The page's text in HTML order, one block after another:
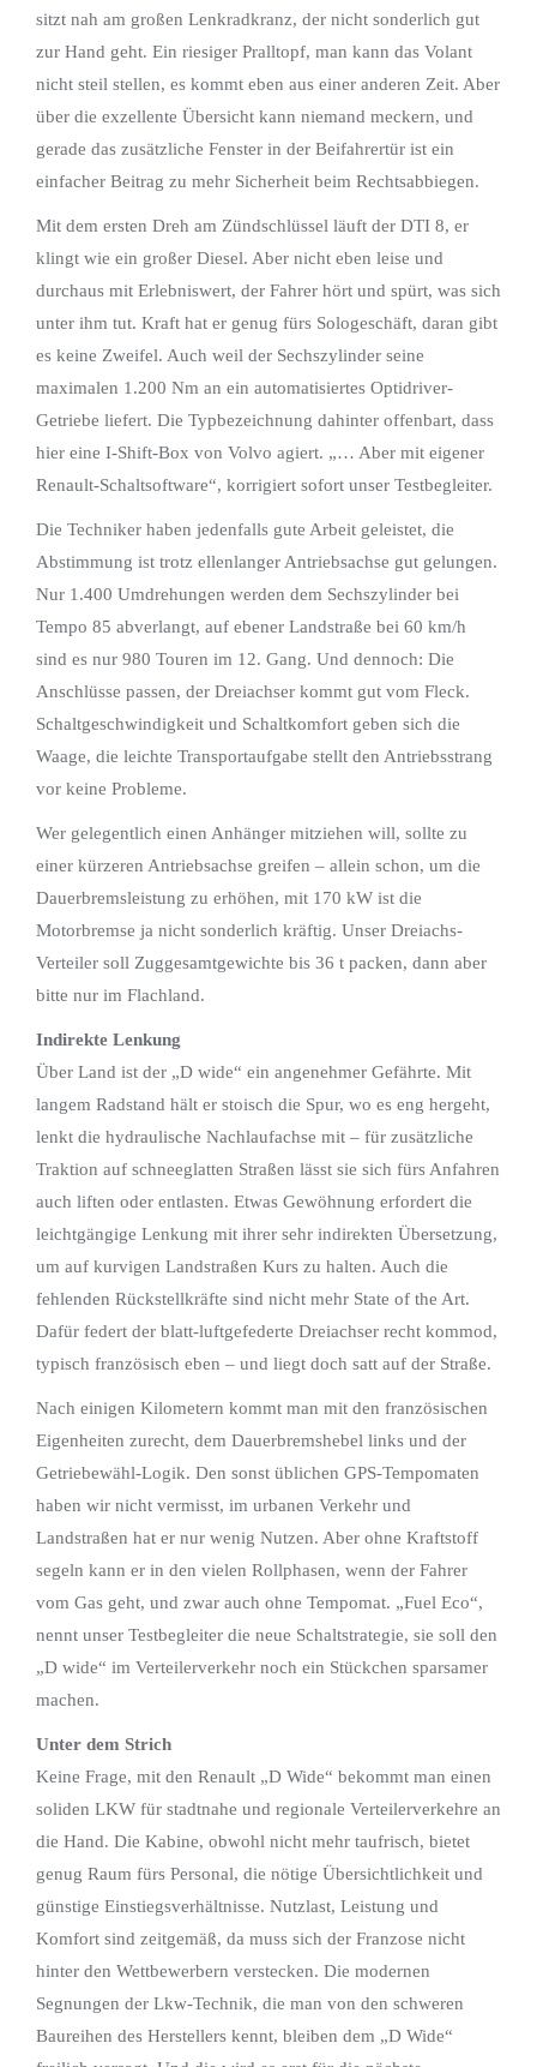
sitzt nah am großen Lenkradkranz, der nicht sonderlich gut
zur Hand geht. Ein riesiger Pralltopf, man kann das Volant
nicht steil stellen, es kommt eben aus einer anderen Zeit. Aber
über die exzellente Übersicht kann niemand meckern, und
gerade das zusätzliche Fenster in der Beifahrertür ist ein
einfacher Beitrag zu mehr Sicherheit beim Rechtsabbiegen.
Mit dem ersten Dreh am Zündschlüssel läuft der DTI 8, er
klingt wie ein großer Diesel. Aber nicht eben leise und
durchaus mit Erlebniswert, der Fahrer hört und spürt, was sich
unter ihm tut. Kraft hat er genug fürs Sologeschäft, daran gibt
es keine Zweifel. Auch weil der Sechszylinder seine
maximalen 1.200 Nm an ein automatisiertes Optidriver-
Getriebe liefert. Die Typbezeichnung dahinter offenbart, dass
hier eine I-Shift-Box von Volvo agiert. „… Aber mit eigener
Renault-Schaltsoftware“, korrigiert sofort unser Testbegleiter.
Die Techniker haben jedenfalls gute Arbeit geleistet, die
Abstimmung ist trotz ellenlanger Antriebsachse gut gelungen.
Nur 1.400 Umdrehungen werden dem Sechszylinder bei
Tempo 85 abverlangt, auf ebener Landstraße bei 60 km/h
sind es nur 980 Touren im 12. Gang. Und dennoch: Die
Anschlüsse passen, der Dreiachser kommt gut vom Fleck.
Schaltgeschwindigkeit und Schaltkomfort geben sich die
Waage, die leichte Transportaufgabe stellt den Antriebsstrang
vor keine Probleme.
Wer gelegentlich einen Anhänger mitziehen will, sollte zu
einer kürzeren Antriebsachse greifen – allein schon, um die
Dauerbremsleistung zu erhöhen, mit 170 kW ist die
Motorbremse ja nicht sonderlich kräftig. Unser Dreiachs-
Verteiler soll Zuggesamtgewichte bis 36 t packen, dann aber
bitte nur im Flachland.
Indirekte Lenkung
Über Land ist der „D wide“ ein angenehmer Gefährte. Mit
langem Radstand hält er stoisch die Spur, wo es eng hergeht,
lenkt die hydraulische Nachlaufachse mit – für zusätzliche
Traktion auf schneeglatten Straßen lässt sie sich fürs Anfahren
auch liften oder entlasten. Etwas Gewöhnung erfordert die
leichtgängige Lenkung mit ihrer sehr indirekten Übersetzung,
um auf kurvigen Landstraßen Kurs zu halten. Auch die
fehlenden Rückstellkräfte sind nicht mehr State of the Art.
Dafür federt der blatt-luftgefederte Dreiachser recht kommod,
typisch französisch eben – und liegt doch satt auf der Straße.
Nach einigen Kilometern kommt man mit den französischen
Eigenheiten zurecht, dem Dauerbremshebel links und der
Getriebewähl-Logik. Den sonst üblichen GPS-Tempomaten
haben wir nicht vermisst, im urbanen Verkehr und
Landstraßen hat er nur wenig Nutzen. Aber ohne Kraftstoff
segeln kann er in den vielen Rollphasen, wenn der Fahrer
vom Gas geht, und zwar auch ohne Tempomat. „Fuel Eco“,
nennt unser Testbegleiter die neue Schaltstrategie, sie soll den
„D wide“ im Verteilerverkehr noch ein Stückchen sparsamer
machen.
Unter dem Strich
Keine Frage, mit den Renault „D Wide“ bekommt man einen
soliden LKW für stadtnahe und regionale Verteilerverkehre an
die Hand. Die Kabine, obwohl nicht mehr taufrisch, bietet
genug Raum fürs Personal, die nötige Übersichtlichkeit und
günstige Einstiegsverhältnisse. Nutzlast, Leistung und
Komfort sind zeitgemäß, da muss sich der Franzose nicht
hinter den Wettbewerbern verstecken. Die modernen
Segnungen der Lkw-Technik, die man von den schweren
Baureihen des Herstellers kennt, bleiben dem „D Wide“